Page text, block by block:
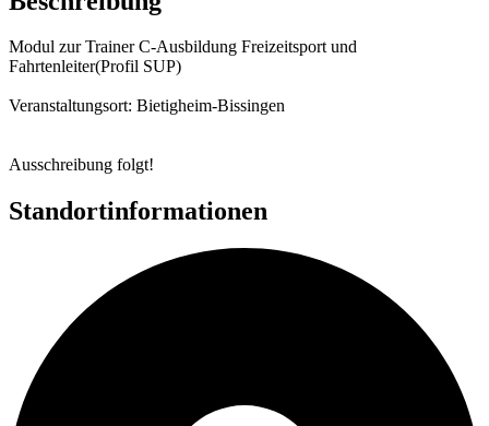
Modul zur Trainer C-Ausbildung Freizeitsport und
Fahrtenleiter(Profil SUP)
Veranstaltungsort: Bietigheim-Bissingen
Ausschreibung folgt!
Standortinformationen